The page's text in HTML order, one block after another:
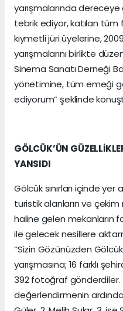
yarışmalarında dereceye
tebrik ediyor, katılan tüm
kıymetli jüri üyelerine,
yarışmalarını birlikte
Sinema Sanatı Derneği
yönetimine, tüm emeği
ediyorum” şeklinde
GÖLCÜK’ÜN
YANSIDI
Gölcük sınırları içinde
turistik alanların ve
haline gelen mekanların
ile gelecek nesillere
“Sizin Gözünüzden
yarışmasına; 16 farklı
392 fotoğraf gönderdiler.
değerlendirmenin